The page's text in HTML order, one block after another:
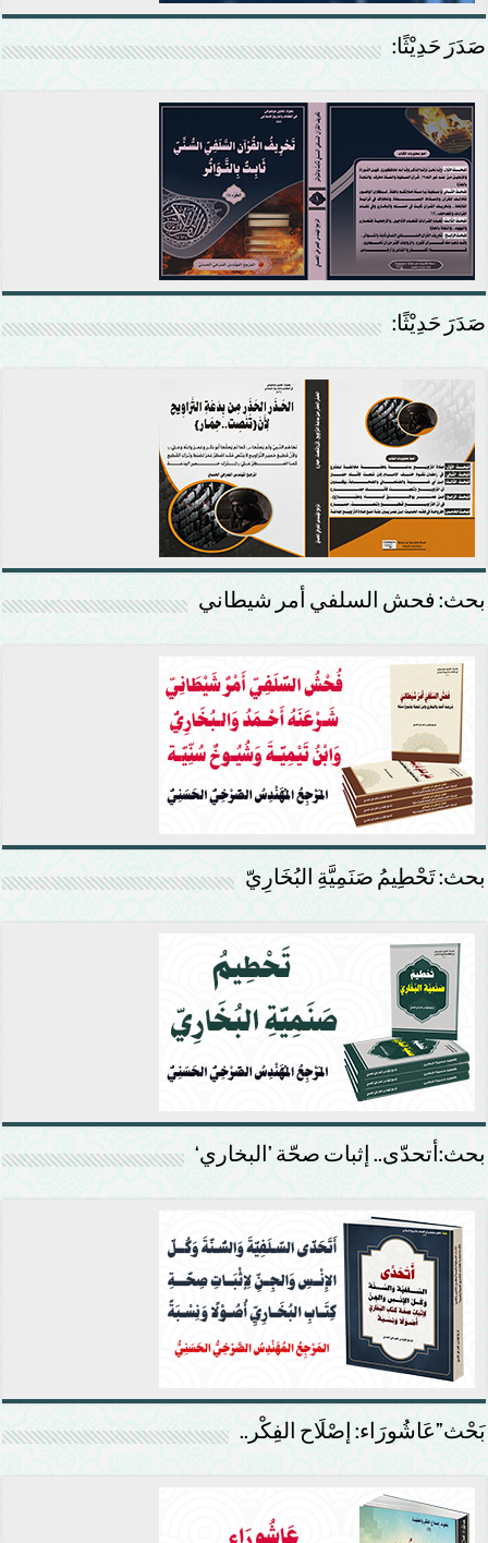
صَدَرَ حَدِيْثًا:
صَدَرَ حَدِيْثًا:
بحث: فحش السلفي أمر شيطاني
بحث: تَحْطِيمُ صَنَمِيَّةِ البُخَارِيّ
بحث:أتحدّى.. إثبات صحّة ’البخاري‘
بَحْث”عَاشُورَاء: إصْلَاح الفِكْر..